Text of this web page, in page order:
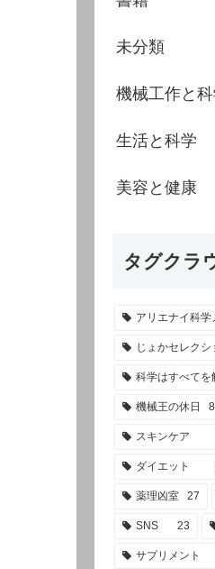
未分類
機械工作と
生活と科学
美容と健康
タグクラ
アリエナイ科学
じょかセレクシ
科学はすべてを
機械王の休日
スキンケア
ダイエット
薬理凶室 27
SNS 23
サプリメント